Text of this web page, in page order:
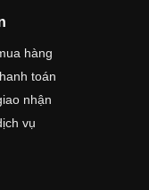
hàng
toán
nhận
vụ